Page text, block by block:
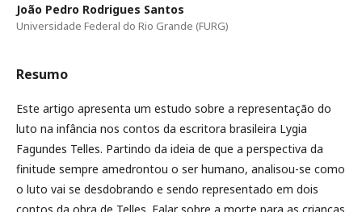
João Pedro Rodrigues Santos
Universidade Federal do Rio Grande (FURG)
Resumo
Este artigo apresenta um estudo sobre a representação do
luto na infância nos contos da escritora brasileira Lygia
Fagundes Telles. Partindo da ideia de que a perspectiva da
finitude sempre amedrontou o ser humano, analisou-se como
o luto vai se desdobrando e sendo representado em dois